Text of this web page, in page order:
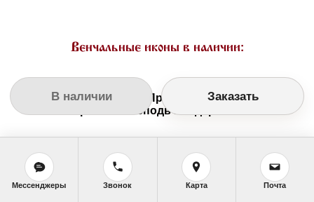
Венчальные иконы в наличии:
Венчальные Иконы Пресвятая Богородицы
Иверская и Господь Вседержитель
В наличии Заказать
Мессенджеры Звонок Карта Почта